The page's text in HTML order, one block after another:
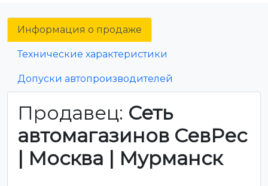
Информация о продаже
Технические характеристики
Допуски автопроизводителей
Продавец: Сеть
автомагазинов СевРес
| Москва | Мурманск